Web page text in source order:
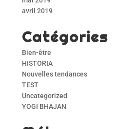
avril 2019
Catégories
Bien-être
HISTORIA
Nouvelles tendances
TEST
Uncategorized
YOGI BHAJAN